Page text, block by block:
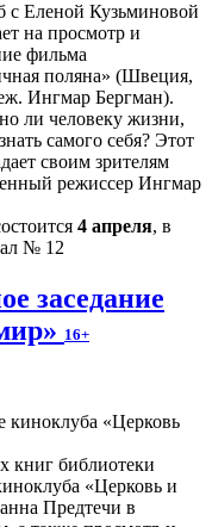
с Еленой Кузьминовой
на просмотр и
фильма
поляна» (Швеция,
Ингмар Бергман).
ли человеку жизни,
самого себя? Этот
своим зрителям
режиссер Ингмар
4 апреля, в
№ 12
заседание
16+
книг библиотеки
«Церковь и
Предтечи в